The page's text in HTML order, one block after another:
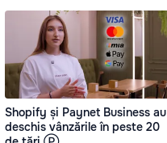
Shopify și Paynet Business au
deschis vânzările în peste 20